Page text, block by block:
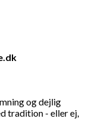
og dejlig
tradition - eller ej,